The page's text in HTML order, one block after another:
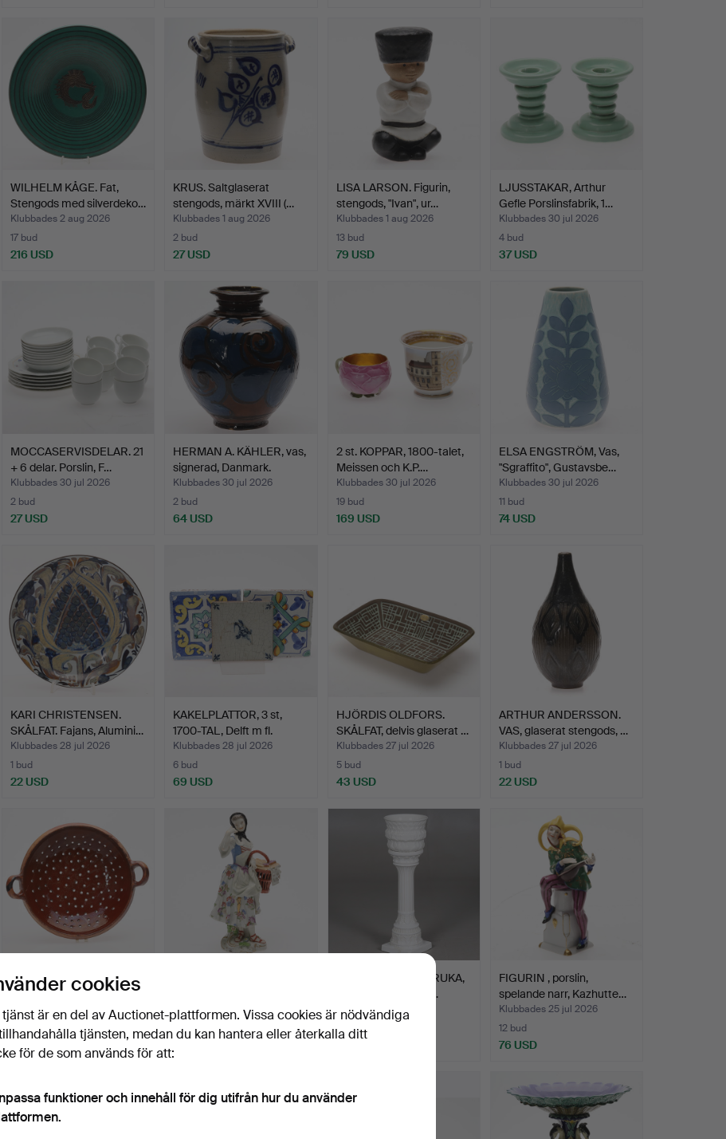
WILHELM KÅGE. Fat,
Stengods med silverdeko…
Klubbades 2 aug 2026
17 bud
216 USD
KRUS. Saltglaserat
stengods, märkt XVIII (…
Klubbades 1 aug 2026
2 bud
27 USD
LISA LARSON. Figurin,
stengods, "Ivan", ur…
Klubbades 1 aug 2026
13 bud
79 USD
LJUSSTAKAR, Arthur
Gefle Porslinsfabrik, 1…
Klubbades 30 jul 2026
4 bud
37 USD
MOCCASERVISDELAR. 21
+ 6 delar. Porslin, F…
Klubbades 30 jul 2026
2 bud
27 USD
HERMAN A. KÄHLER, vas,
signerad, Danmark.
Klubbades 30 jul 2026
2 bud
64 USD
2 st. KOPPAR, 1800-talet,
Meissen och K.P.…
Klubbades 30 jul 2026
19 bud
169 USD
ELSA ENGSTRÖM, Vas,
"Sgraffito", Gustavsbe…
Klubbades 30 jul 2026
11 bud
74 USD
KARI CHRISTENSEN.
SKÅLFAT. Fajans, Alumini…
Klubbades 28 jul 2026
1 bud
22 USD
KAKELPLATTOR, 3 st,
1700-TAL, Delft m fl.
Klubbades 28 jul 2026
6 bud
69 USD
HJÖRDIS OLDFORS.
SKÅLFAT, delvis glaserat …
Klubbades 27 jul 2026
5 bud
43 USD
ARTHUR ANDERSSON.
VAS, glaserat stengods, …
Klubbades 27 jul 2026
1 bud
22 USD
SIL med HÄNKLAR.
Delvist glaserat lergods,…
Klubbades 27 jul 2026
1 bud
22 USD
Klubbades 26 jul 2026
15 bud
PIEDESTAL MED KRUKA,
2 delar, porslin, 190…
Klubbades 26 jul 2026
2 bud
FIGURIN , porslin,
spelande narr, Kazhutte…
Klubbades 25 jul 2026
12 bud
76 USD
cookies
tjänst är en del av Auctionet-plattformen. Vissa cookies är nödvändiga
tjänsten, medan du kan hantera eller återkalla ditt
för de som används för att:
funktioner och innehåll för dig utifrån hur du använder